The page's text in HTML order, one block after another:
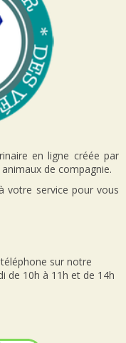
en ligne créée par
de compagnie.
votre service pour vous
sur notre
de 10h à 11h et de 14h